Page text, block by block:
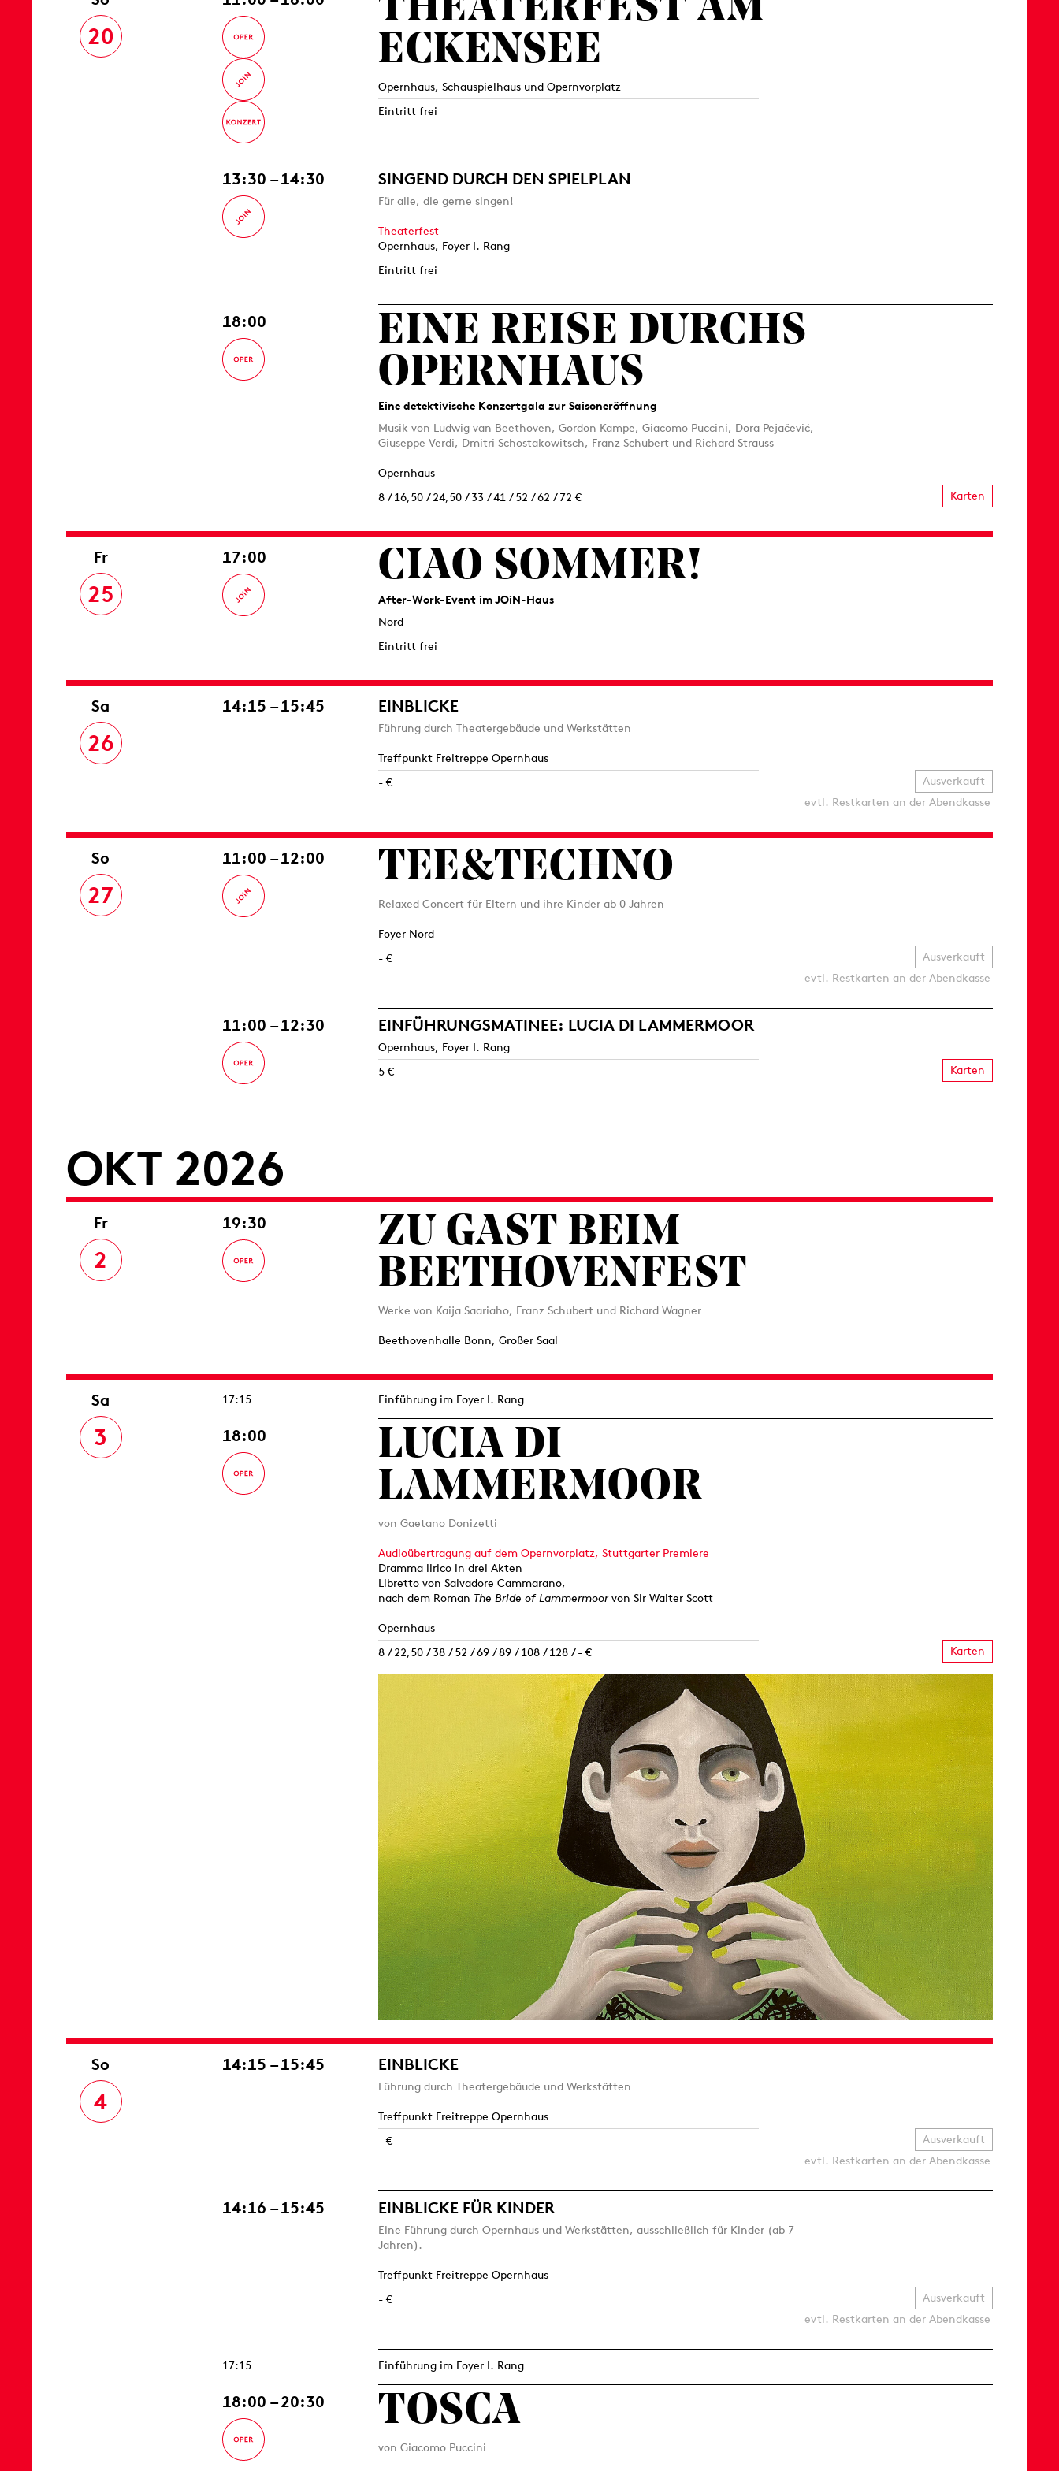
20
THEATERFEST AM
ECKENSEE
Opernhaus, Schauspielhaus und Opernvorplatz
Eintritt frei
13:30 – 14:30 SINGEND DURCH DEN SPIELPLAN
Für alle, die gerne singen!
Theaterfest
Opernhaus, Foyer I. Rang
Eintritt frei
18:00
EINE REISE DURCHS
OPERNHAUS
Eine detektivische Konzertgala zur Saisoneröffnung
Musik von Ludwig van Beethoven, Gordon Kampe, Giacomo Puccini, Dora Pejačević,
Giuseppe Verdi, Dmitri Schostakowitsch, Franz Schubert und Richard Strauss
Opernhaus
8 / 16,50 / 24,50 / 33 / 41 / 52 / 62 / 72 €
Karten
Fr
25
17:00 CIAO SOMMER!
After-Work-Event im JOiN-Haus
Nord
Eintritt frei
Sa
26
14:15 – 15:45 EINBLICKE
Führung durch Theatergebäude und Werkstätten
Treffpunkt Freitreppe Opernhaus
- €
Ausverkauft
evtl. Restkarten an der Abendkasse
So
27
11:00 – 12:00 TEE&TECHNO
Relaxed Concert für Eltern und ihre Kinder ab 0 Jahren
Foyer Nord
- €
Ausverkauft
evtl. Restkarten an der Abendkasse
11:00 – 12:30 EINFÜHRUNGS­MATINEE: LUCIA DI LAMMERMOOR
Opernhaus, Foyer I. Rang
5 €
Karten
OKT 2026
Fr
2
19:30
ZU GAST BEIM
BEETHOVENFEST
Werke von Kaija Saariaho, Franz Schubert und Richard Wagner
Beethovenhalle Bonn, Großer Saal
Sa
3
17:15 Einführung im Foyer I. Rang
18:00
LUCIA DI
LAMMERMOOR
von Gaetano Donizetti
Audioübertragung auf dem Opernvorplatz, Stuttgarter Premiere
Dramma lirico in drei Akten
Libretto von Salvadore Cammarano,
nach dem Roman The Bride of Lammermoorvon Sir Walter Scott
Opernhaus
8 / 22,50 / 38 / 52 / 69 / 89 / 108 / 128 / - €
Karten
So
4
14:15 – 15:45 EINBLICKE
Führung durch Theatergebäude und Werkstätten
Treffpunkt Freitreppe Opernhaus
- €
Ausverkauft
evtl. Restkarten an der Abendkasse
14:16 – 15:45 EINBLICKE FÜR KINDER
Eine Führung durch Opernhaus und Werkstätten, ausschließlich für Kinder (ab 7
Jahren).
Treffpunkt Freitreppe Opernhaus
- €
Ausverkauft
evtl. Restkarten an der Abendkasse
17:15 Einführung im Foyer I. Rang
18:00 – 20:30 TOSCA
von Giacomo Puccini